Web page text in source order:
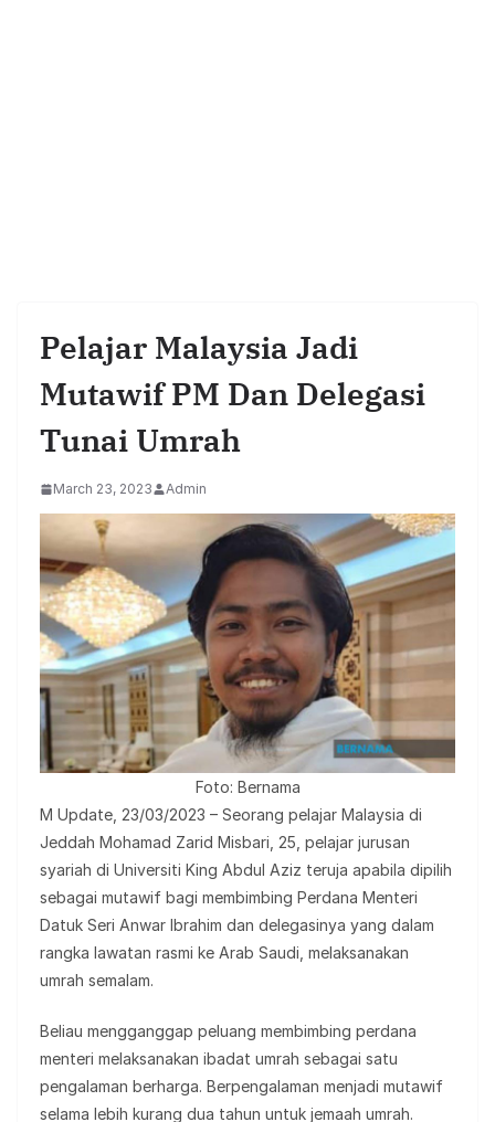
Pelajar Malaysia Jadi
Mutawif PM Dan Delegasi
Tunai Umrah
March 23, 2023 Admin
Foto: Bernama
M Update, 23/03/2023 – Seorang pelajar Malaysia di
Jeddah Mohamad Zarid Misbari, 25, pelajar jurusan
syariah di Universiti King Abdul Aziz teruja apabila dipilih
sebagai mutawif bagi membimbing Perdana Menteri
Datuk Seri Anwar Ibrahim dan delegasinya yang dalam
rangka lawatan rasmi ke Arab Saudi, melaksanakan
umrah semalam.
Beliau mengganggap peluang membimbing perdana
menteri melaksanakan ibadat umrah sebagai satu
pengalaman berharga. Berpengalaman menjadi mutawif
selama lebih kurang dua tahun untuk jemaah umrah.